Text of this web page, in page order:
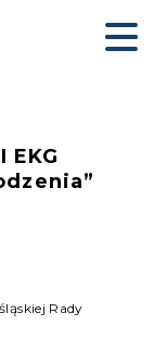
EKG
Rady